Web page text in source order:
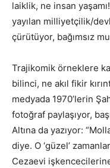
laiklik, ne insan
yayılan milliyetçilik/
çürütüyor, bağımsız
Trajikomik örneklere
bilinci, ne akıl fikir
medyada 1970’lerin
fotoğraf paylaşıyor,
Altına da yazıyor:
diye. O ‘güzel’
Cezaevi